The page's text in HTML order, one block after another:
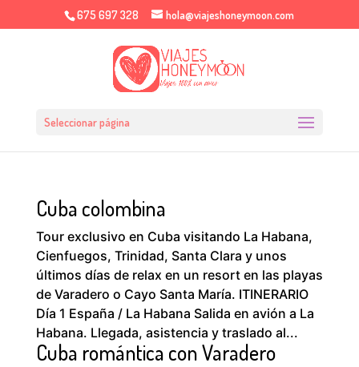
675 697 328 hola@viajeshoneymoon.com
Seleccionar página
Cuba colombina
Tour exclusivo en Cuba visitando La Habana,
Cienfuegos, Trinidad, Santa Clara y unos
últimos días de relax en un resort en las playas
de Varadero o Cayo Santa María. ITINERARIO
Día 1 España / La Habana Salida en avión a La
Habana. Llegada, asistencia y traslado al...
Cuba romántica con Varadero